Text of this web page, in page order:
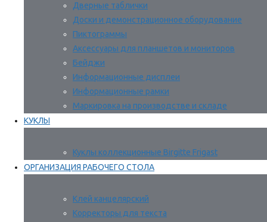
Дверные таблички
Доски и демонстрационное оборудование
Пиктограммы
Аксессуары для планшетов и мониторов
Бейджи
Информационные дисплеи
Информационные рамки
Маркировка на производстве и складе
КУКЛЫ
Куклы коллекционные Birgitte Frigast
ОРГАНИЗАЦИЯ РАБОЧЕГО СТОЛА
Клей канцелярский
Корректоры для текста